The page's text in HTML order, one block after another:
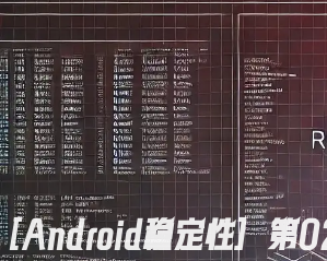
[Android稳定性] 第